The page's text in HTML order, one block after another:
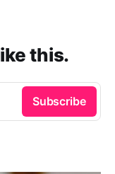
this.
Subscribe